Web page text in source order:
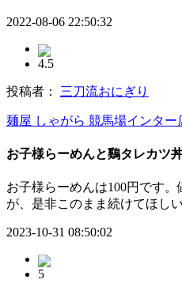
2022-08-06 22:50:32
4.5
投稿者： 三刀流おにぎり
麺屋 しゃがら 競馬場インター
お子様らーめんと鷄タレカツ
お子様らーめんは100円です
が、是非このまま続けてほし
2023-10-31 08:50:02
5